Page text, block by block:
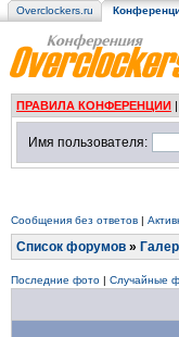
Overclockers.ru
ПРАВИЛА КОНФЕРЕНЦИИ |
Имя пользователя:
Сообщения без ответов |
Список форумов »
Последние фото | Случайные